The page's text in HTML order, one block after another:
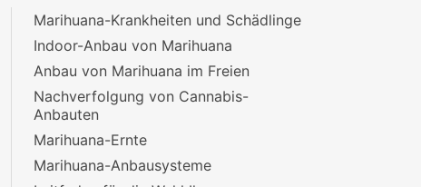
Marihuana-Krankheiten und Schädlinge
Indoor-Anbau von Marihuana
Anbau von Marihuana im Freien
Nachverfolgung von Cannabis-
Anbauten
Marihuana-Ernte
Marihuana-Anbausysteme